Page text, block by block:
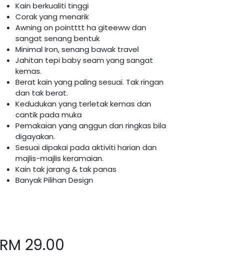
Kain berkualiti tinggi
Corak yang menarik
Awning on pointttt ha giteeww dan
sangat senang bentuk
Minimal Iron, senang bawak travel
Jahitan tepi baby seam yang sangat
kemas.
Berat kain yang paling sesuai. Tak ringan
dan tak berat.
Kedudukan yang terletak kemas dan
cantik pada muka
Pemakaian yang anggun dan ringkas bila
digayakan.
Sesuai dipakai pada aktiviti harian dan
majlis-majlis keramaian.
Kain tak jarang & tak panas
Banyak Pilihan Design
RM 29.00